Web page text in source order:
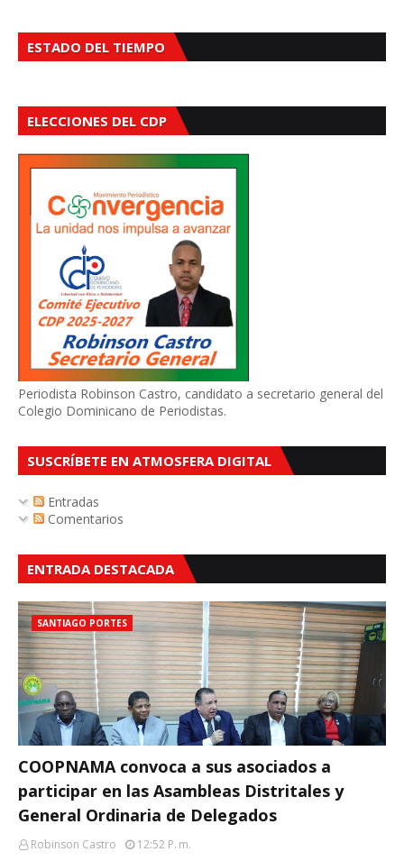
ESTADO DEL TIEMPO
ELECCIONES DEL CDP
Periodista Robinson Castro, candidato a secretario general del
Colegio Dominicano de Periodistas.
SUSCRÍBETE EN ATMOSFERA DIGITAL
Entradas
Comentarios
ENTRADA DESTACADA
SANTIAGO PORTES
COOPNAMA convoca a sus asociados a
participar en las Asambleas Distritales y
General Ordinaria de Delegados
Robinson Castro
12:52 P. M.